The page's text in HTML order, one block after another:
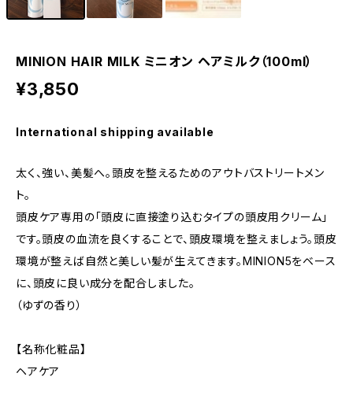
MINION HAIR MILK ミニオン ヘアミルク（100ml）
¥3,850
International shipping available
太く、強い、美髪へ。頭皮を整えるためのアウトバストリートメン
ト。
頭皮ケア専用の「頭皮に直接塗り込むタイプの頭皮用クリーム」
です。頭皮の血流を良くすることで、頭皮環境を整えましょう。頭皮
環境が整えば自然と美しい髪が生えてきます。MINION5をベース
に、頭皮に良い成分を配合しました。
（ゆずの香り）
【名称化粧品】
ヘアケア